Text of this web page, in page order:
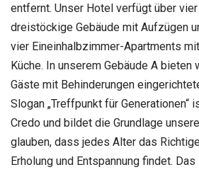
entfernt. Unser Hotel verfügt über
dreistöckige Gebäude mit Aufzügen
vier Eineinhalbzimmer-Apartments
Küche. In unserem Gebäude A
Gäste mit Behinderungen
Slogan „Treffpunkt für Generationen“
Credo und bildet die Grundlage
glauben, dass jedes Alter das
Erholung und Entspannung findet.